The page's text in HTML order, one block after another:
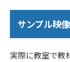
サンプル映像
実際に教室で教